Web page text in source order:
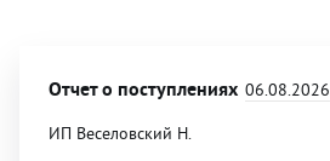
Отчет о поступлениях 06.08.2026
ИП Веселовский Н.